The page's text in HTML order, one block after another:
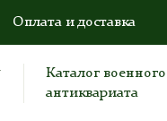
Оплата и доставка
Каталог военного
антиквариата